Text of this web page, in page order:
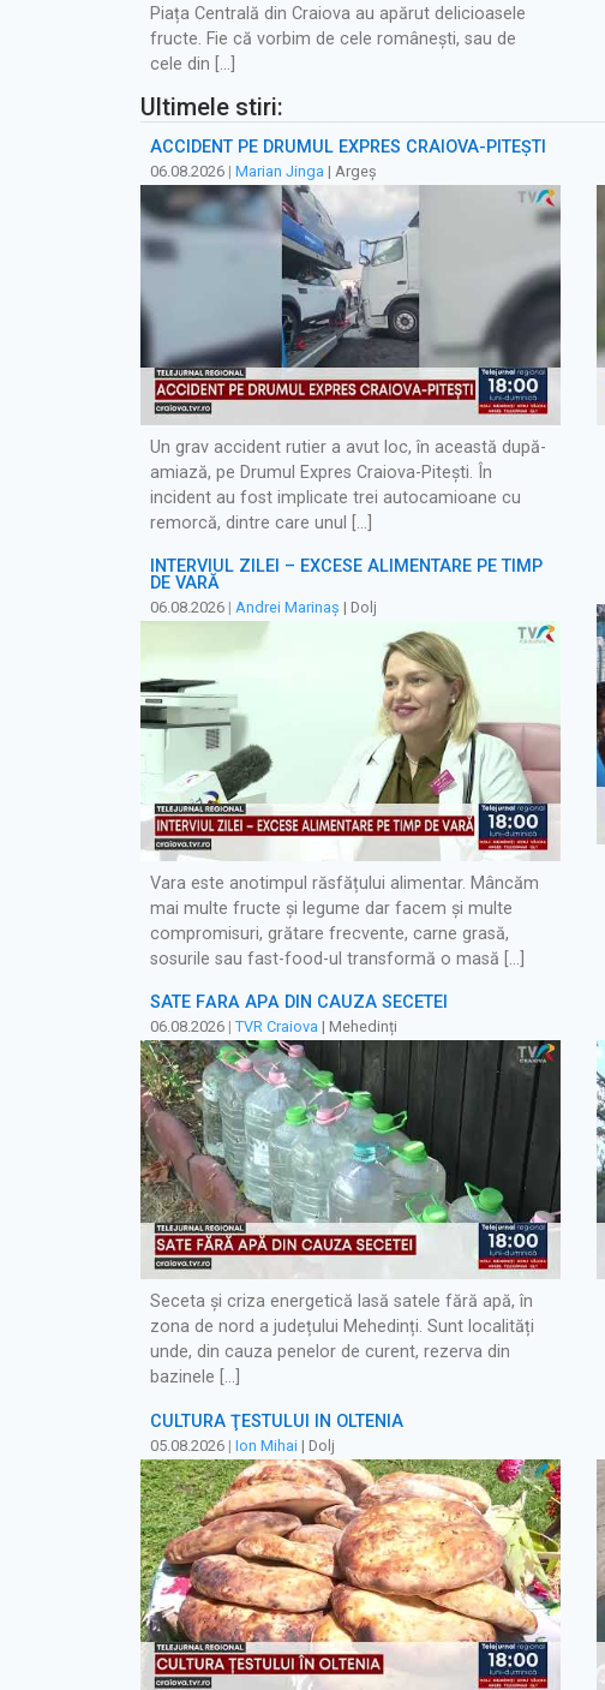
Piața Centrală din Craiova au apărut delicioasele
fructe. Fie că vorbim de cele românești, sau de
cele din […]
Ultimele stiri:
ACCIDENT PE DRUMUL EXPRES CRAIOVA-PITEȘTI
06.08.2026 | Marian Jinga | Argeș
Un grav accident rutier a avut loc, în această după-
amiază, pe Drumul Expres Craiova-Pitești. În
incident au fost implicate trei autocamioane cu
remorcă, dintre care unul […]
INTERVIUL ZILEI – EXCESE ALIMENTARE PE TIMP
DE VARĂ
06.08.2026 | Andrei Marinaș | Dolj
Vara este anotimpul răsfățului alimentar. Mâncăm
mai multe fructe și legume dar facem și multe
compromisuri, grătare frecvente, carne grasă,
sosurile sau fast-food-ul transformă o masă […]
SATE FĂRĂ APĂ DIN CAUZA SECETEI
06.08.2026 | TVR Craiova | Mehedinți
Seceta și criza energetică lasă satele fără apă, în
zona de nord a județului Mehedinți. Sunt localități
unde, din cauza penelor de curent, rezerva din
bazinele […]
CULTURA ŢESTULUI ÎN OLTENIA
05.08.2026 | Ion Mihai | Dolj